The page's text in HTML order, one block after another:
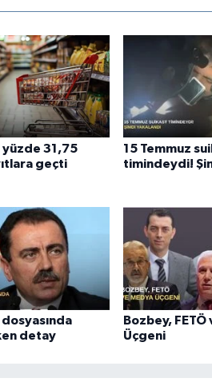
yüzde 31,75
geçti
15 Temmuz
timindeydi!
dosyasında
detay
Bozbey,
Üçgeni